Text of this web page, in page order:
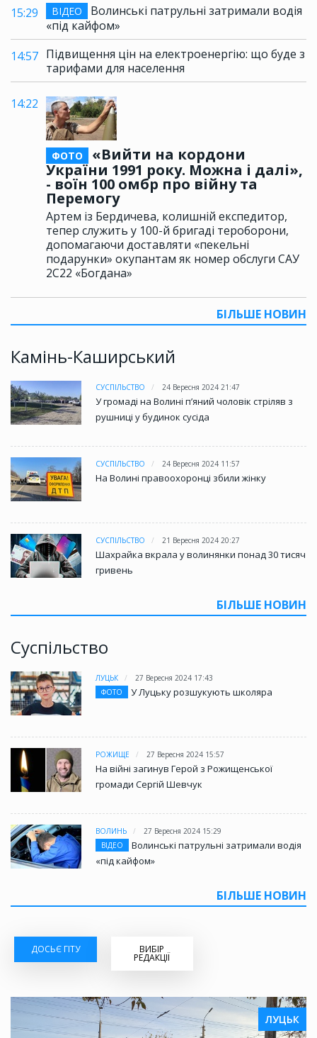
15:29
ВІДЕО
Волинські патрульні затримали водія
«під кайфом»
14:57 Підвищення цін на електроенергію: що буде з
тарифами для населення
14:22
ФОТО
«Вийти на кордони
України 1991 року. Можна і далі»,
- воїн 100 омбр про війну та
Перемогу
Артем із Бердичева, колишній експедитор,
тепер служить у 100-й бригаді тероборони,
допомагаючи доставляти «пекельні
подарунки» окупантам як номер обслуги САУ
2С22 «Богдана»
БІЛЬШЕ НОВИН
Камінь-Каширський
СУСПІЛЬСТВО 24 Вересня 2024 21:47
У громаді на Волині пʼяний чоловік стріляв з
рушниці у будинок сусіда
СУСПІЛЬСТВО 24 Вересня 2024 11:57
На Волині правоохоронці збили жінку
СУСПІЛЬСТВО 21 Вересня 2024 20:27
Шахрайка вкрала у волинянки понад 30 тисяч
гривень
БІЛЬШЕ НОВИН
Суспільство
ЛУЦЬК
27 Вересня 2024 17:43
ФОТО
У Луцьку розшукують школяра
РОЖИЩЕ 27 Вересня 2024 15:57
На війні загинув Герой з Рожищенської
громади Сергій Шевчук
ВОЛИНЬ
27 Вересня 2024 15:29
ВІДЕО
Волинські патрульні затримали водія
«під кайфом»
БІЛЬШЕ НОВИН
ДОСЬЄ ГІТУ ВИБІР
РЕДАКЦІЇ
ЛУЦЬК